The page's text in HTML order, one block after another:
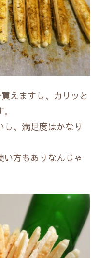
えますし、カリッと
、満足度はかなり
い方もありなんじゃ